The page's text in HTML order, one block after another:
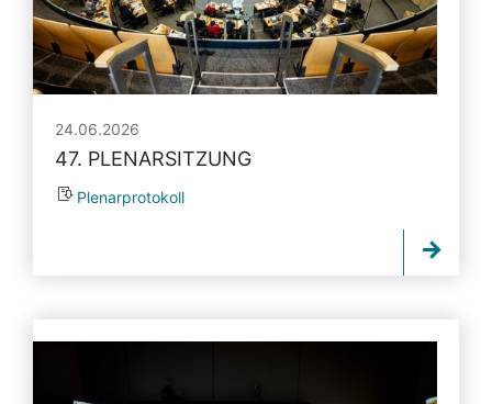
24.06.2026
47. PLENARSITZUNG
Plenarprotokoll